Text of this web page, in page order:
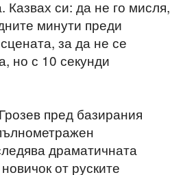
си: да не го мисля,
минути преди
за да не се
но с 10 секунди
пред базирания
драматичната
от руските